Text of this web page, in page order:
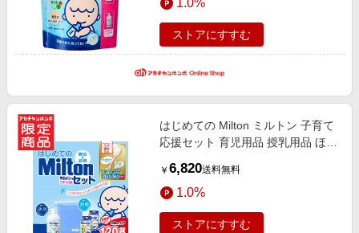
1.0%
ストアにすすむ
はじめての Milton ミルトン 子育て
応援セット 育児用品 授乳用品 ほ乳
￥ 6,820送料無料
1.0%
ストアにすすむ